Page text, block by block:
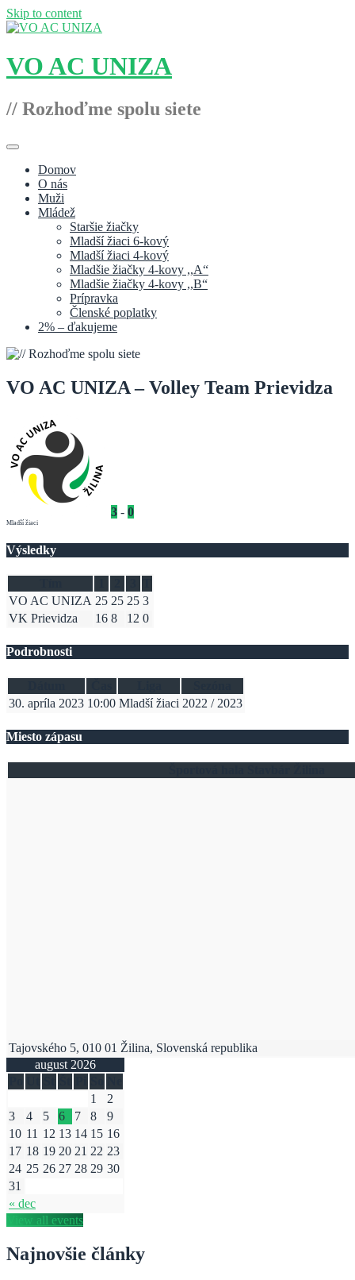
Skip to content
VO AC UNIZA
// Rozhoďme spolu siete
Domov
O nás
Muži
Mládež
Staršie žiačky
Mladší žiaci 6-kový
Mladší žiaci 4-kový
Mladšie žiačky 4-kovy ,,A“
Mladšie žiačky 4-kovy ,,B“
Prípravka
Členské poplatky
2% – ďakujeme
VO AC UNIZA – Volley Team Prievidza
3 - 0
Mladší žiaci
Výsledky
VO AC UNIZA 25 25 25 3
VK Prievidza
16 8 12 0
Podrobnosti
30. apríla 2023 10:00 Mladší žiaci 2022 / 2023
Miesto zápasu
Tajovského 5, 010 01 Žilina, Slovenská republika
august 2026
« dec
1
2
3
4 5 6 7 8
9
10 11 12 13 14 15 16
17 18 19 20 21 22 23
24 25 26 27 28 29 30
31
View all events
Najnovšie články